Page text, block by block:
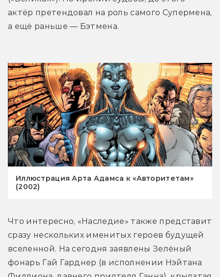
актёр претендовал на роль самого Супермена,
а ещё раньше — Бэтмена.
Иллюстрация Арта Адамса к «Авторитетам»
(2002)
Что интересно, «Наследие» также представит
сразу нескольких именитых героев будущей
вселенной. На сегодня заявлены Зелёный
фонарь Гай Гарднер (в исполнении Нэйтана